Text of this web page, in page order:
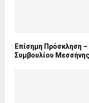
Επίσημη Πρόσκληση
Συμβουλίου Μεσσήνης